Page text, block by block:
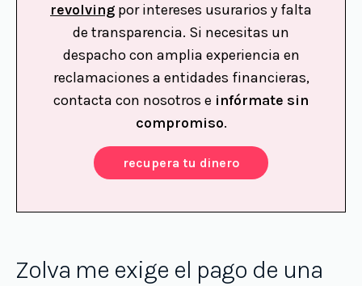
revolving por intereses usurarios y falta
de transparencia. Si necesitas un
despacho con amplia experiencia en
reclamaciones a entidades financieras,
contacta con nosotros e infórmate sin
compromiso.
recupera tu dinero
Zolva me exige el pago de una